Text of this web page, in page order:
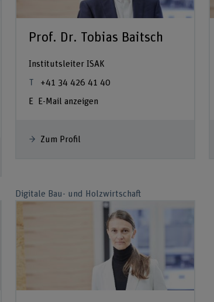
Prof. Dr. Tobias Baitsch
Institutsleiter ISAK
+41 34 426 41 40
E-Mail anzeigen
Zum Profil
Digitale Bau- und Holzwirtschaft